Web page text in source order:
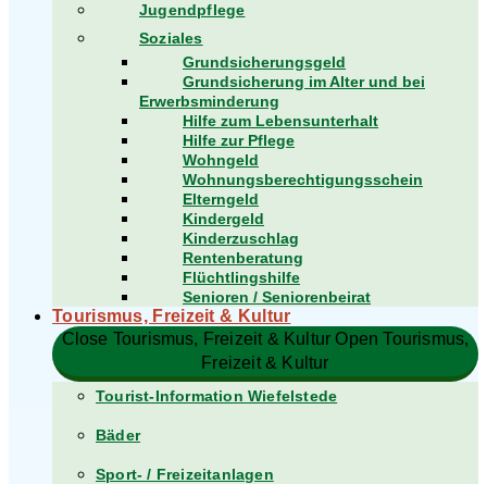
Jugendpflege
Soziales
Grundsicherungsgeld
Grundsicherung im Alter und bei
Erwerbsminderung
Hilfe zum Lebensunterhalt
Hilfe zur Pflege
Wohngeld
Wohnungsberechtigungsschein
Elterngeld
Kindergeld
Kinderzuschlag
Rentenberatung
Flüchtlingshilfe
Senioren / Seniorenbeirat
Tourismus, Freizeit & Kultur
Close Tourismus, Freizeit & Kultur Open Tourismus,
Freizeit & Kultur
Tourist-Information Wiefelstede
Bäder
Sport- / Freizeitanlagen